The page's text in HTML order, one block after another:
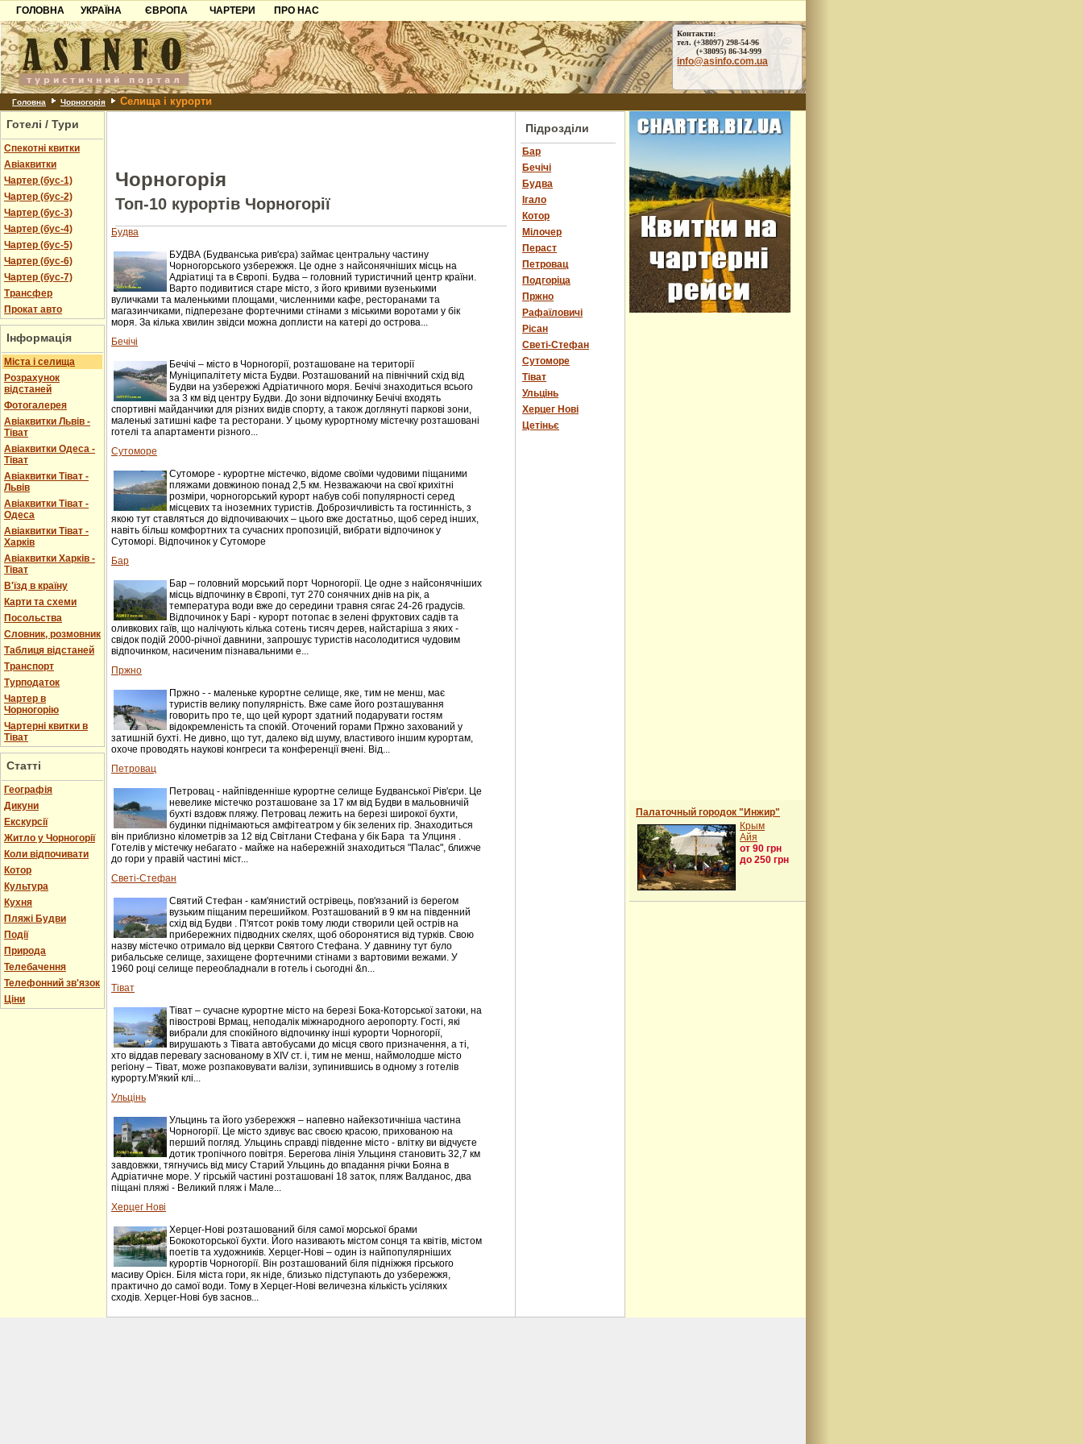
ГОЛОВНА
УКРАЇНА
Карпати
Азов
Причорноморря
Шацьк
ЄВРОПА
Чорногорія
Хорватія
Болгарія
Албанія
ЧАРТЕРИ
ПРО НАС
Контакти
Партнерам
Додати готель
Контакти:
тел. (+38097) 298-54-96
(+38095) 86-34-999
info@asinfo.com.ua
Головна Чорногорія Селища і курорти
Готелі / Тури
Спекотні квитки
Авіаквитки
Чартер (бус-1)
Чартер (бус-2)
Чартер (бус-3)
Чартер (бус-4)
Чартер (бус-5)
Чартер (бус-6)
Чартер (бус-7)
Трансфер
Прокат авто
Інформація
Міста і селища
Розрахунок
відстаней
Фотогалерея
Авіаквитки Львів -
Тіват
Авіаквитки Одеса -
Тіват
Авіаквитки Тіват -
Львів
Авіаквитки Тіват -
Одеса
Авіаквитки Тіват -
Харків
Авіаквитки Харків -
Тіват
В'їзд в країну
Карти та схеми
Посольства
Словник, розмовник
Таблиця відстаней
Транспорт
Турподаток
Чартер в
Чорногорію
Чартерні квитки в
Тіват
Статті
Географія
Дикуни
Екскурсії
Житло у Чорногорії
Коли відпочивати
Котор
Культура
Кухня
Пляжі Будви
Події
Природа
Телебачення
Телефонний зв'язок
Ціни
Чорногорія
Топ-10 курортів Чорногорії
Будва
БУДВА (Будванська рив'єра) займає центральну частину
Чорногорського узбережжя. Це одне з найсонячніших місць на
Адріатиці та в Європі. Будва – головний туристичний центр країни.
Варто подивитися старе місто, з його кривими вузенькими
вуличками та маленькими площами, численними кафе, ресторанами та
магазинчиками, підперезане фортечними стінами з міськими воротами у бік
моря. За кілька хвилин звідси можна доплисти на катері до острова...
Бечічі
Бечічі – місто в Чорногорії, розташоване на території
Муніципалітету міста Будви. Розташований на північний схід від
Будви на узбережжі Адріатичного моря. Бечічі знаходиться всього
за 3 км від центру Будви. До зони відпочинку Бечічі входять
спортивні майданчики для різних видів спорту, а також доглянуті паркові зони,
маленькі затишні кафе та ресторани. У цьому курортному містечку розташовані
готелі та апартаменти різного...
Сутоморе
Сутоморе - курортне містечко, відоме своїми чудовими піщаними
пляжами довжиною понад 2,5 км. Незважаючи на свої крихітні
розміри, чорногорський курорт набув собі популярності серед
місцевих та іноземних туристів. Доброзичливість та гостинність, з
якою тут ставляться до відпочиваючих – цього вже достатньо, щоб серед інших,
навіть більш комфортних та сучасних пропозицій, вибрати відпочинок у
Сутоморі. Відпочинок у Сутоморе
Бар
Бар – головний морський порт Чорногорії. Це одне з найсонячніших
місць відпочинку в Європі, тут 270 сонячних днів на рік, а
температура води вже до середини травня сягає 24-26 градусів.
Відпочинок у Барі - курорт потопає в зелені фруктових садів та
оливкових гаїв, що налічують кілька сотень тисяч дерев, найстаріша з яких -
свідок подій 2000-річної давнини, запрошує туристів насолодитися чудовим
відпочинком, насиченим пізнавальними е...
Пржно
Пржно - - маленьке курортне селище, яке, тим не менш, має
туристів велику популярність. Вже саме його розташування
говорить про те, що цей курорт здатний подарувати гостям
відокремленість та спокій. Оточений горами Пржно захований у
затишній бухті. Не дивно, що тут, далеко від шуму, властивого іншим курортам,
охоче проводять наукові конгреси та конференції вчені. Від...
Петровац
Петровац - найпівденніше курортне селище Будванської Рів'єри. Це
невелике містечко розташоване за 17 км від Будви в мальовничій
бухті вздовж пляжу. Петровац лежить на березі широкої бухти,
будинки піднімаються амфітеатром у бік зелених гір. Знаходиться
він приблизно кілометрів за 12 від Світлани Стефана у бік Бара та Улциня .
Готелів у містечку небагато - майже на набережній знаходиться "Палас", ближче
до гори у правій частині міст...
Светі-Стефан
Святий Стефан - кам'янистий острівець, пов'язаний із берегом
вузьким піщаним перешийком. Розташований в 9 км на південний
схід від Будви . П'ятсот років тому люди створили цей острів на
прибережних підводних скелях, щоб оборонятися від турків. Свою
назву містечко отримало від церкви Святого Стефана. У давнину тут було
рибальське селище, захищене фортечними стінами з вартовими вежами. У
1960 році селище переобладнали в готель і сьогодні &n...
Тіват
Тіват – сучасне курортне місто на березі Бока-Которської затоки, на
півострові Врмац, неподалік міжнародного аеропорту. Гості, які
вибрали для спокійного відпочинку інші курорти Чорногорії,
вирушають з Тівата автобусами до місця свого призначення, а ті,
хто віддав перевагу заснованому в XIV ст. і, тим не менш, наймолодше місто
регіону – Тіват, може розпаковувати валізи, зупинившись в одному з готелів
курорту.М'який клі...
Ульцінь
Ульцинь та його узбережжя – напевно найекзотичніша частина
Чорногорії. Це місто здивує вас своєю красою, прихованою на
перший погляд. Ульцинь справді південне місто - влітку ви відчуєте
дотик тропічного повітря. Берегова лінія Ульциня становить 32,7 км
завдовжки, тягнучись від мису Старий Ульцинь до впадання річки Бояна в
Адріатичне море. У гірській частині розташовані 18 заток, пляж Валданос, два
піщані пляжі - Великий пляж і Мале...
Херцег Нові
Херцег-Нові розташований біля самої морської брами
Бококоторської бухти. Його називають містом сонця та квітів, містом
поетів та художників. Херцег-Нові – один із найпопулярніших
курортів Чорногорії. Він розташований біля підніжжя гірського
масиву Орієн. Біля міста гори, як ніде, близько підступають до узбережжя,
практично до самої води. Тому в Херцег-Нові величезна кількість усіляких
сходів. Херцег-Нові був заснов...
Підрозділи
Бар
Бечічі
Будва
Ігало
Котор
Мілочер
Пераст
Петровац
Подгоріца
Пржно
Рафаїловичі
Рісан
Светі-Стефан
Сутоморе
Тіват
Ульцінь
Херцег Нові
Цетіньє
Палаточный городок "Инжир"
Крым
Айя
от 90 грн
до 250 грн